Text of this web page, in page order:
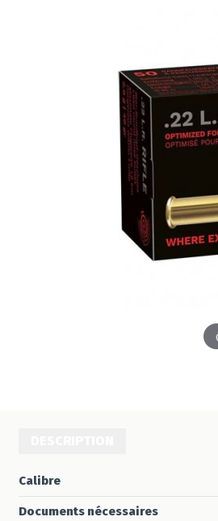
Calibre
Documents nécessaires